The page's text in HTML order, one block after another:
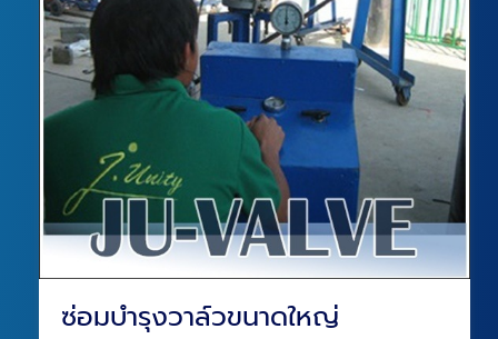
ซ่อมบำรุงวาล์วขนาดใหญ่